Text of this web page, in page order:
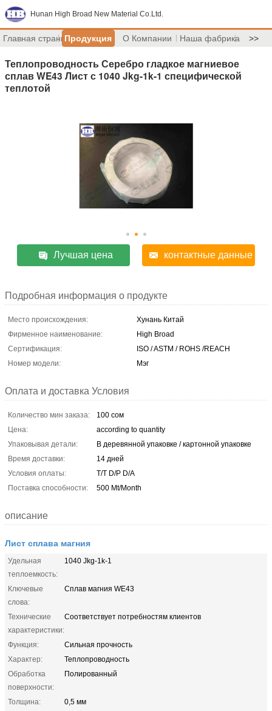
Hunan High Broad New Material Co.Ltd.
Главная страницаПродукция О Компании Наша фабрика >>
Теплопроводность Серебро гладкое магниевое
сплав WE43 Лист с 1040 Jkg-1k-1 специфической
теплотой
Лучшая цена контактные данные
Подробная информация о продукте
Место происхождения:
Хунань Китай
Фирменное наименование:
High Broad
Сертификация:
ISO / ASTM / ROHS /REACH
Номер модели:
Мэг
Оплата и доставка Условия
Количество мин заказа:
100 сом
Цена:
according to quantity
Упаковывая детали:
В деревянной упаковке / картонной упаковке
Время доставки:
14 дней
Условия оплаты:
T/T D/P D/A
Поставка способности:
500 Mt/Month
описание
Лист сплава магния
Удельная
теплоемкость:
1040 Jkg-1k-1
Ключевые
слова:
Сплав магния WE43
Технические
характеристики:
Соответствует потребностям клиентов
Функция:
Сильная прочность
Характер:
Теплопроводность
Обработка
поверхности:
Полированный
Толщина:
0,5 мм